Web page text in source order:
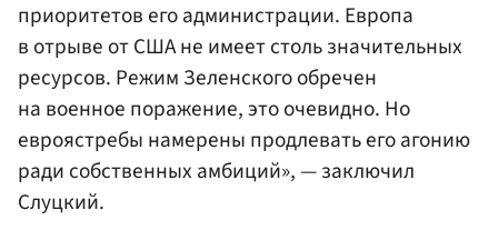
приоритетов его администрации. Европа
в отрыве от США не имеет столь значительных
ресурсов. Режим Зеленского обречен
на военное поражение, это очевидно. Но
евроястребы намерены продлевать его агонию
ради собственных амбиций», — заключил
Слуцкий.